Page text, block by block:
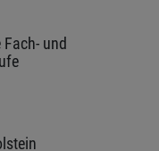
und